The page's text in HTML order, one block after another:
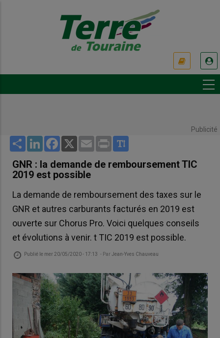
Publicité
Share LinkedInFacebook
X Email Print
GNR : la demande de remboursement TIC
2019 est possible
La demande de remboursement des taxes sur le
GNR et autres carburants facturés en 2019 est
ouverte sur Chorus Pro. Voici quelques conseils
et évolutions à venir. t TIC 2019 est possible.
Publié le mer 20/05/2020 - 17:13 - Par Jean-Yves Chauveau